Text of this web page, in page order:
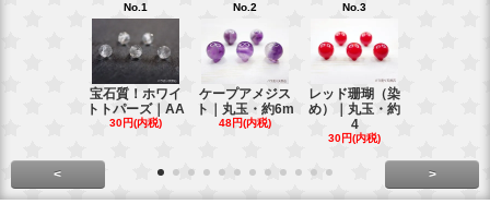
No.1
宝石質！ホワイ
トトパーズ｜AA
30円(内税)
No.2
ケープアメジス
ト｜丸玉・約6m
48円(内税)
No.3
レッド珊瑚（染
め）｜丸玉・約
4
30円(内税)
< >